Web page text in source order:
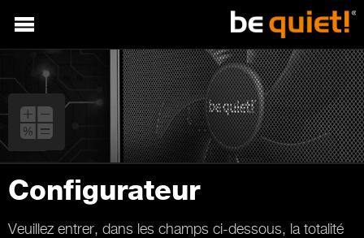
Configurateur
Veuillez entrer, dans les champs ci-dessous, la totalité